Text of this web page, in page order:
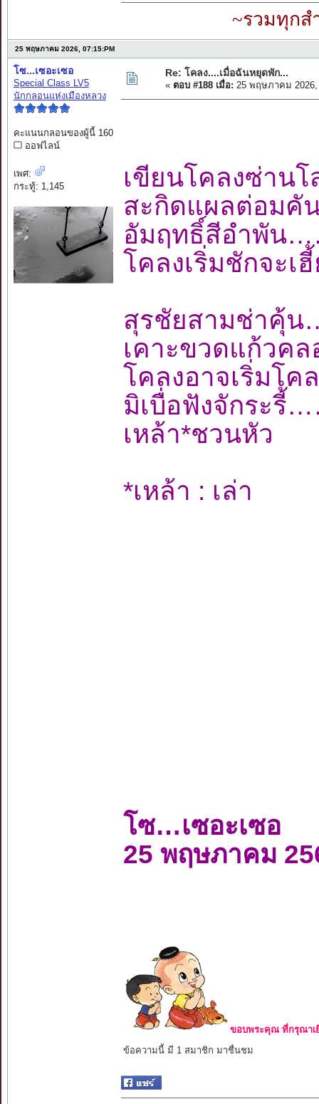
~รวมทุกส
25 พฤษภาคม 2026, 07:15:PM
โซ...เซอะเซอ
Special Class LV5
นักกลอนแห่งเมืองหลวง
คะแนนกลอนของผู้นี้ 160
ออฟไลน์
เพศ:
กระทู้: 1,145
Re: โคลง....เมื่อฉันหยุดพัก...
« ตอบ #188 เมื่อ: 25 พฤษภาคม 2026,
เขียนโคลงซ่าน
สะกิดแผลต่อม
อัมฤทธิ์สีอำพั
โคลงเริ่มชักจะ
สุรชัยสามช่าคุ้
เคาะขวดแก้วค
โคลงอาจเริ่มโ
มิเบื่อฟังจักระ
เหล้า*ชวนหัว
*เหล้า : เล่า
โซ…เซอะเซอ
25 พฤษภาคม
ขอบพระคุณ ที่กรุณาเ
ข้อความนี้ มี 1 สมาชิก มาชื่นชม